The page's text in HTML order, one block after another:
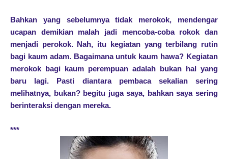
Bahkan yang sebelumnya tidak merokok, mendengar
ucapan demikian malah jadi mencoba-coba rokok dan
menjadi perokok. Nah, itu kegiatan yang terbilang rutin
bagi kaum adam. Bagaimana untuk kaum hawa? Kegiatan
merokok bagi kaum perempuan adalah bukan hal yang
baru lagi. Pasti diantara pembaca sekalian sering
melihatnya, bukan? begitu juga saya, bahkan saya sering
berinteraksi dengan mereka.
***